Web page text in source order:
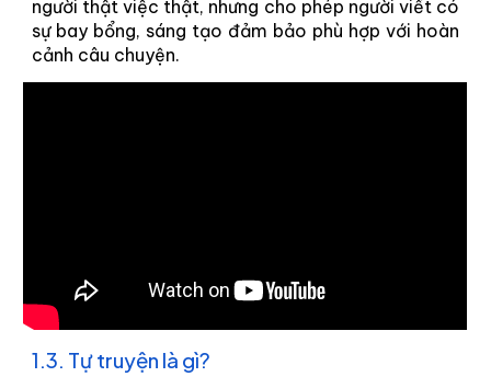
người thật việc thật, nhưng cho phép người viết có
sự bay bổng, sáng tạo đảm bảo phù hợp với hoàn
cảnh câu chuyện.
1.3. Tự truyện là gì?